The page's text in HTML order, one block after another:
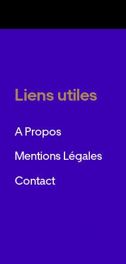
Liens utiles
A Propos
Mentions Légales
Contact